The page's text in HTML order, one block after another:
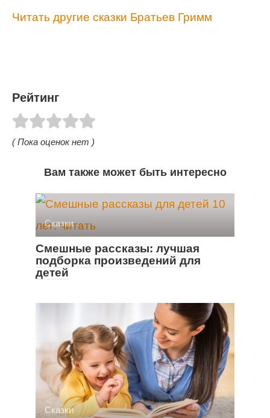
Читать другие сказки Братьев Гримм
Рейтинг
( Пока оценок нет )
Вам также может быть интересно
Cказки
Смешные рассказы: лучшая
подборка произведений для
детей
Cказки